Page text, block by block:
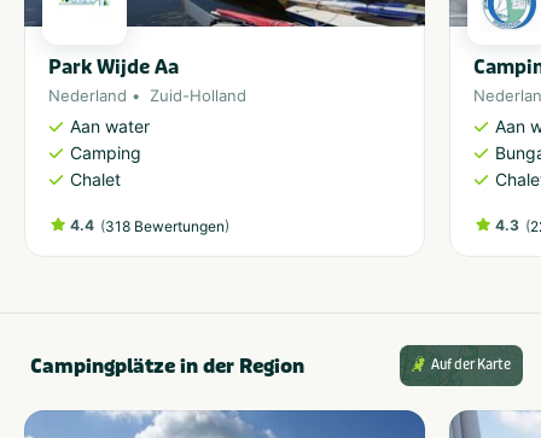
Park Wijde Aa
Nederland Zuid-Holland
Aan water
Camping
Chalet
4.4 (318 Bewertungen)
Aan
4.3 (
Campingplätze in der Region Auf der Karte